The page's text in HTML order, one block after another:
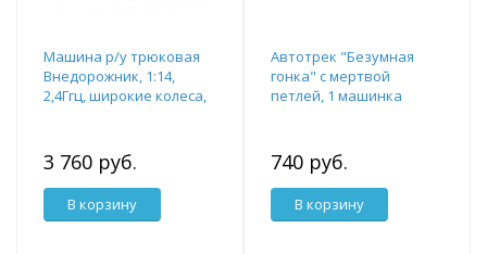
Машина р/у трюковая
Внедорожник, 1:14,
2,4Ггц, широкие колеса,
3 760 руб.
В корзину
Автотрек "Безумная
гонка" с мертвой
петлей, 1 машинка
740 руб.
В корзину